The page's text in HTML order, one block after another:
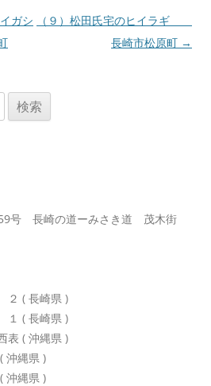
ガシ
（９）松田氏宅のヒイラギ
長崎市松原町 →
号 長崎の道ーみさき道 茂木街
２ ( 長崎県 )
１ ( 長崎県 )
( 沖縄県 )
縄県 )
縄県 )